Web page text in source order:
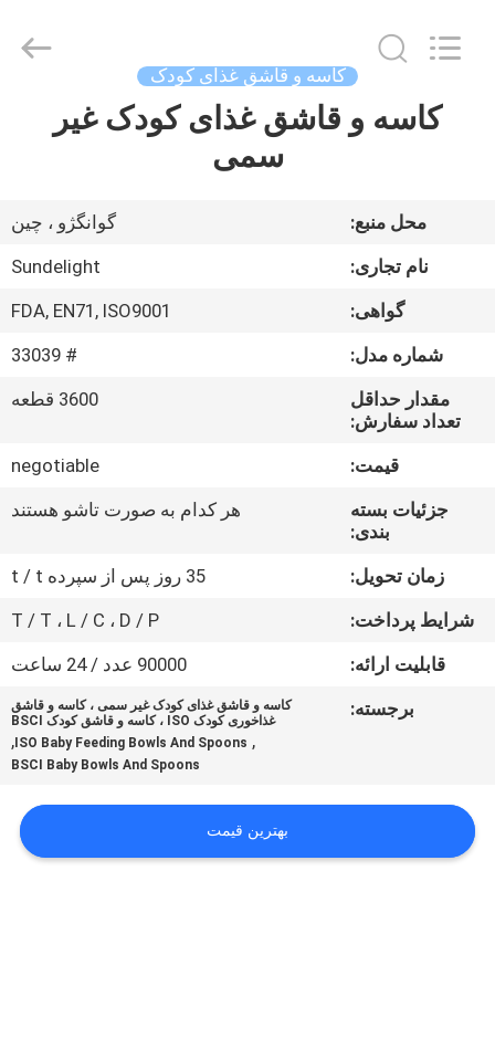
خانه
دربارهی
کارخانه
کنترل
کیفیت
اخبار
products
کاسه و قاشق غذای کودک
کاسه و قاشق غذای کودک غیر
سمی
محل منبع:
گوانگژو ، چین
نام تجاری:
Sundelight
گواهی:
FDA, EN71, ISO9001
شماره مدل:
# 33039
مقدار حداقل
تعداد سفارش:
3600 قطعه
قیمت:
negotiable
جزئیات بسته
بندی:
هر کدام به صورت تاشو هستند
زمان تحویل:
35 روز پس از سپرده t / t
شرایط پرداخت:
T / T ، L / C ، D / P
قابلیت ارائه:
90000 عدد / 24 ساعت
برجسته:
کاسه و قاشق غذای کودک غیر سمی ، کاسه و قاشق
غذاخوری کودک ISO ، کاسه و قاشق کودک BSCI
,
ISO Baby Feeding Bowls And Spoons
,
BSCI Baby Bowls And Spoons
بهترین قیمت